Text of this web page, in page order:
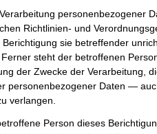
personenbezogener
Richtlinien- und
sie betreffender
steht der betroffenen
der Zwecke der Verarbeitung,
personenbezogener Daten —
verlangen.
Person dieses